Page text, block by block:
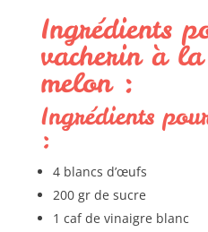
Ingrédients
vacherin à
melon :
Ingrédients
:
4 blancs d’œufs
200 gr de sucre
1 caf de vinaigre blanc